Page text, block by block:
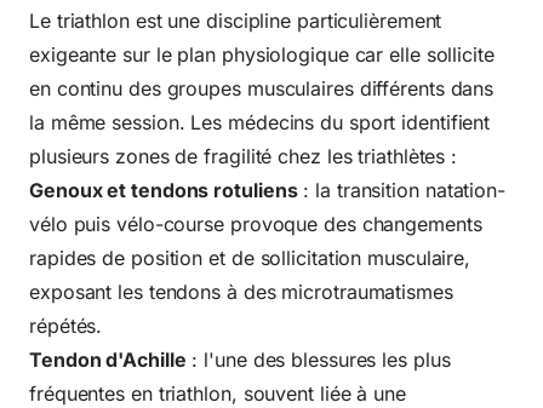
Le triathlon est une discipline particulièrement
exigeante sur le plan physiologique car elle sollicite
en continu des groupes musculaires différents dans
la même session. Les médecins du sport identifient
plusieurs zones de fragilité chez les triathlètes :
Genoux et tendons rotuliens: la transition natation-
vélo puis vélo-course provoque des changements
rapides de position et de sollicitation musculaire,
exposant les tendons à des microtraumatismes
répétés.
Tendon d'Achille : l'une des blessures les plus
fréquentes en triathlon, souvent liée à une